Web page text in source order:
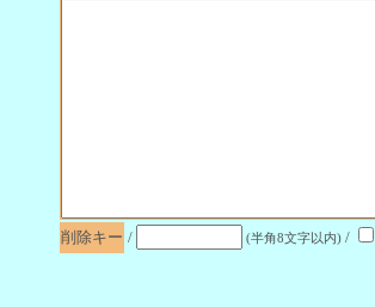
削除キー / (半角8文字以内) /